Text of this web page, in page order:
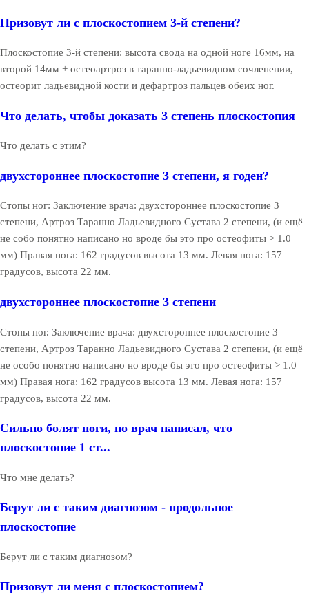
Призовут ли с плоскостопием 3-й степени?
Плоскостопие 3-й степени: высота свода на одной ноге 16мм, на
второй 14мм + остеоартроз в таранно-ладьевидном сочленении,
остеорит ладьевидной кости и дефартроз пальцев обеих ног.
Что делать, чтобы доказать 3 степень плоскостопия
Что делать с этим?
двухстороннее плоскостопие 3 степени, я годен?
Стопы ног: Заключение врача: двухстороннее плоскостопие 3
степени, Артроз Таранно Ладьевидного Сустава 2 степени, (и ещё
не собо понятно написано но вроде бы это про остеофиты > 1.0
мм) Правая нога: 162 градусов высота 13 мм. Левая нога: 157
градусов, высота 22 мм.
двухстороннее плоскостопие 3 степени
Стопы ног. Заключение врача: двухстороннее плоскостопие 3
степени, Артроз Таранно Ладьевидного Сустава 2 степени, (и ещё
не особо понятно написано но вроде бы это про остеофиты > 1.0
мм) Правая нога: 162 градусов высота 13 мм. Левая нога: 157
градусов, высота 22 мм.
Сильно болят ноги, но врач написал, что
плоскостопие 1 ст...
Что мне делать?
Берут ли с таким диагнозом - продольное
плоскостопие
Берут ли с таким диагнозом?
Призовут ли меня с плоскостопием?